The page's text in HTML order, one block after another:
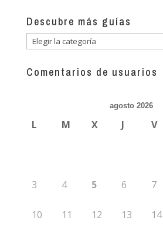
Descubre más guías
Descubre
guías
Comentarios de usuarios
agosto 2026
L M X J V
3 4 5 6 7
10 11 12 13 14